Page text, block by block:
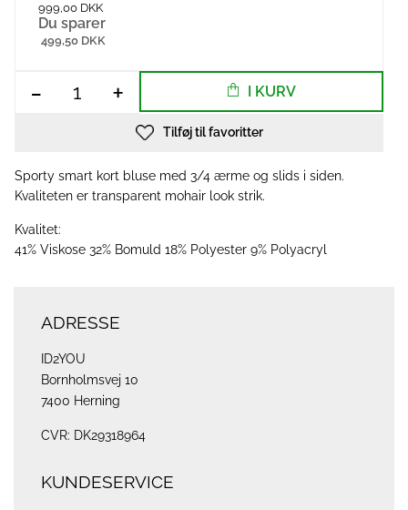
999,00 DKK
Du sparer
499,50 DKK
- + I KURV
Tilføj til favoritter
Sporty smart kort bluse med 3/4 ærme og slids i siden.
Kvaliteten er transparent mohair look strik.
Kvalitet:
41% Viskose 32% Bomuld 18% Polyester 9% Polyacryl
ADRESSE
ID2YOU
Bornholmsvej 10
7400 Herning
CVR: DK29318964
KUNDESERVICE